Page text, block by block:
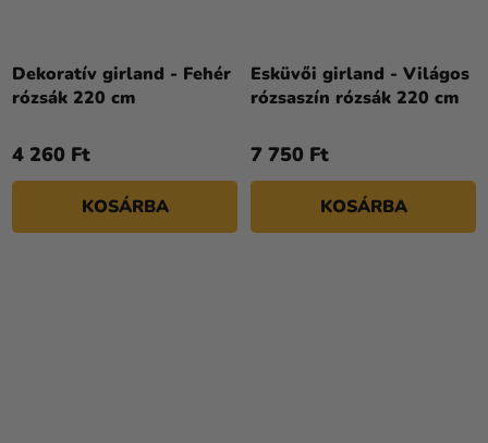
Dekoratív girland - Fehér
rózsák 220 cm
4 260 Ft
KOSÁRBA
Esküvői girland - Világos
rózsaszín rózsák 220 cm
7 750 Ft
KOSÁRBA